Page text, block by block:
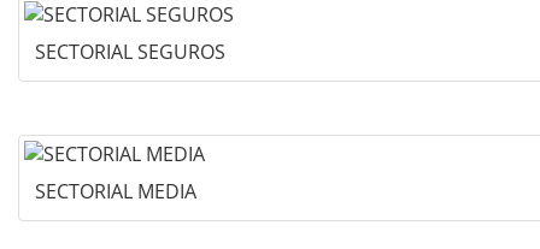
SECTORIAL SEGUROS
SECTORIAL MEDIA